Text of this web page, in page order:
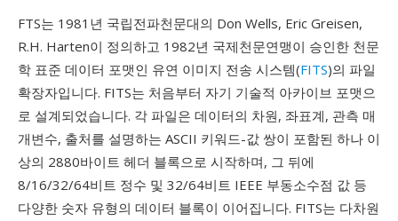
FTS는 1981년 국립전파천문대의 Don Wells, Eric Greisen,
R.H. Harten이 정의하고 1982년 국제천문연맹이 승인한 천문
학 표준 데이터 포맷인 유연 이미지 전송 시스템(FITS)의 파일
확장자입니다. FITS는 처음부터 자기 기술적 아카이브 포맷으
로 설계되었습니다. 각 파일은 데이터의 차원, 좌표계, 관측 매
개변수, 출처를 설명하는 ASCII 키워드-값 쌍이 포함된 하나 이
상의 2880바이트 헤더 블록으로 시작하며, 그 뒤에
8/16/32/64비트 정수 및 32/64비트 IEEE 부동소수점 값 등
다양한 숫자 유형의 데이터 블록이 이어집니다. FITS는 다차원